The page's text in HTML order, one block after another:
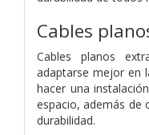
Cables
Cables planos
adaptarse mejor en
hacer una
espacio, además de
durabilidad.